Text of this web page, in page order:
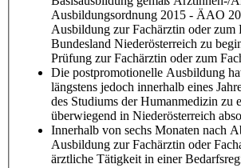
Ausbildungsordnung 2015 - ÄAO
Ausbildung zur Fachärztin oder zum
Bundesland Niederösterreich zu
Prüfung zur Fachärztin oder zum
Die postpromotionelle Ausbildung
längstens jedoch innerhalb eines
des Studiums der Humanmedizin zu
überwiegend in Niederösterreich
Innerhalb von sechs Monaten nach
Ausbildung zur Fachärztin oder
ärztliche Tätigkeit in einer